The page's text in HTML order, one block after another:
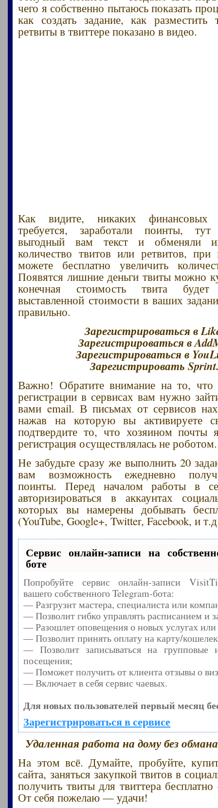
чего я собственно пытаюсь показать
как создать задание, как разместить
ретвиты в твиттере показано в видео.
Как видите, никаких
требуется, заработали поинты,
выгодный вам текст и обменяли
количество твитов или ретвитов, при
можете бесплатно увеличить
Появятся лишние деньги твиты можно
конечная стоимость твита
выставленной стоимости в ваших
правильно.
Зарегистрироваться в
Зарегистрироваться в
Зарегистрироваться в
Зарегистрировать
Важно! Обратите внимание на то, что
регистрации в сервисах вам нужно
вами email. В письмах от сервисов
нажав на которую вы активируете
подтвердите то, что хозяином почты
регистрация осуществлялась не роботом.
Не забудьте сразу же выполнить 20
вам возможность ежедневно
поинты. Перед началом работы в
авторизироваться в аккаунтах
которых вы намерены добывать
(YouTube, Google+, Twitter, Facebook, и
Сервис онлайн-записи на
боте
Попробуйте сервис онлайн-записи
вашего собственного Telegram-бота:
— Разгрузит мастера, специалиста или
— Позволит гибко управлять расписанием и
— Разошлет оповещения о новых услугах
— Позволит принять оплату на карту/
— Позволит записываться на групповые
посещения;
— Поможет получить от клиента отзывы о
— Включает в себя сервис чаевых.
Для новых пользователей первый месяц
Зарегистрироваться в сервисе
Удаленная работа на дому без
На этом всё. Думайте, пробуйте,
сайта, заняться закупкой твитов в
получить твиты для твиттера
От себя пожелаю — удачи!